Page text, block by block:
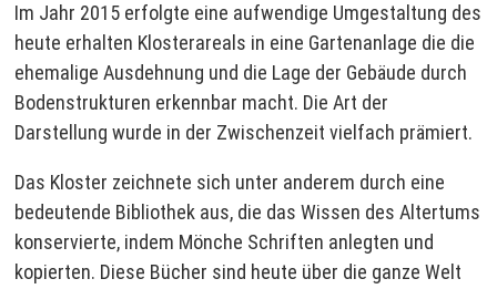
Im Jahr 2015 erfolgte eine aufwendige Umgestaltung des
heute erhalten Klosterareals in eine Gartenanlage die die
ehemalige Ausdehnung und die Lage der Gebäude durch
Bodenstrukturen erkennbar macht. Die Art der
Darstellung wurde in der Zwischenzeit vielfach prämiert.
Das Kloster zeichnete sich unter anderem durch eine
bedeutende Bibliothek aus, die das Wissen des Altertums
konservierte, indem Mönche Schriften anlegten und
kopierten. Diese Bücher sind heute über die ganze Welt